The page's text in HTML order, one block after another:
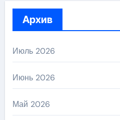
Архив
Июль 2026
Июнь 2026
Май 2026